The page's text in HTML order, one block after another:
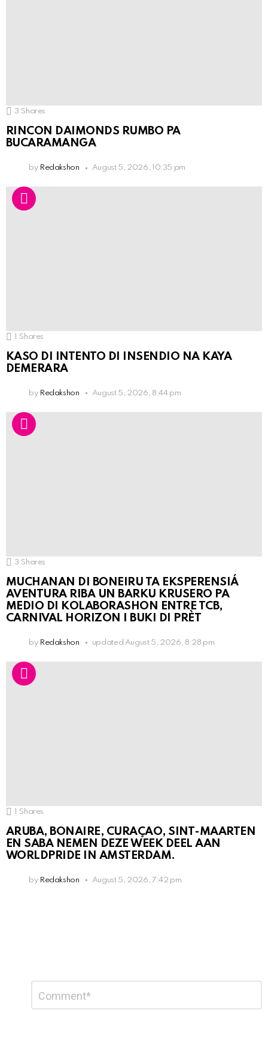
3 Shares
RINCON DAIMONDS RUMBO PA
BUCARAMANGA
by Redakshon August 5, 2026, 10:35 pm
Shares
KASO DI INTENTO DI INSENDIO NA KAYA
DEMERARA
by Redakshon August 5, 2026, 8:44 pm
3 Shares
MUCHANAN DI BONEIRU TA EKSPERENSIÁ
AVENTURA RIBA UN BARKU KRUSERO PA
MEDIO DI KOLABORASHON ENTRE TCB,
CARNIVAL HORIZON I BUKI DI PRÈT
by Redakshon updated August 5, 2026, 8:28 pm
1 Shares
ARUBA, BONAIRE, CURAÇAO, SINT-MAARTEN
EN SABA NEMEN DEZE WEEK DEEL AAN
WORLDPRIDE IN AMSTERDAM.
by Redakshon August 5, 2026, 7:42 pm
Reply